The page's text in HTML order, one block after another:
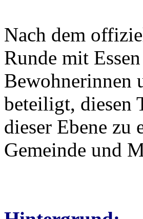
Nach dem
Runde mit
Bewohnerinnen
beteiligt, diesen
dieser Ebene zu
Gemeinde und